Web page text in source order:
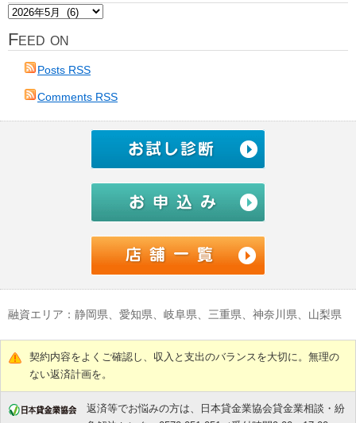
ア
カ
Feed on
Posts RSS
Comments RSS
融資エリア：静岡県、愛知県、岐阜県、三重県、神奈川県、山梨県
契約内容をよくご確認し、収入と支出のバランスを大切に。無理の
ない返済計画を。
返済等でお悩みの方は、日本貸金業協会貸金業相談・紛